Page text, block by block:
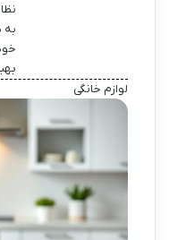
به
لوازم خانگی